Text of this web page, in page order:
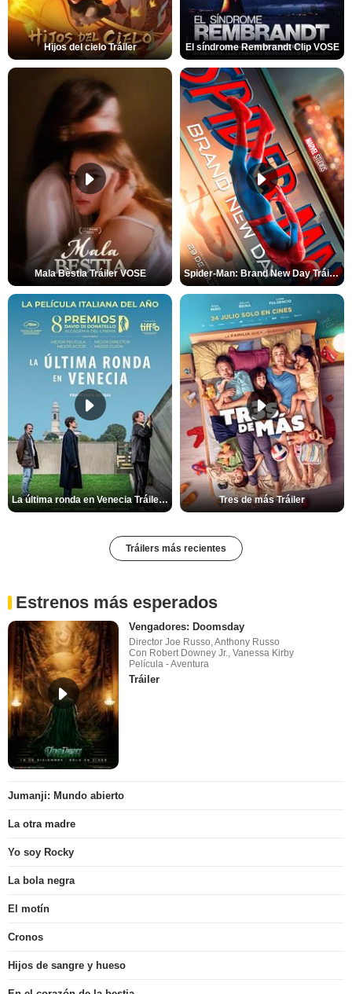
Hijos del cielo Tráiler El síndrome Rembrandt Clip VOSE
Mala Bèstia Tráiler VOSE Spider-Man: Brand New Day Tráiler (3)
La última ronda en Venecia Tráiler VOSE Tres de más Tráiler
Tráilers más recientes
Estrenos más esperados
Vengadores: Doomsday
Director Joe Russo, Anthony Russo
Con Robert Downey Jr., Vanessa Kirby
Película - Aventura
Tráiler
Jumanji: Mundo abierto
La otra madre
Yo soy Rocky
La bola negra
El motín
Cronos
Hijos de sangre y hueso